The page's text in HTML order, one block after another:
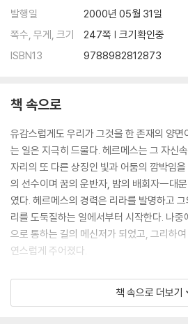
발행일
2000년 05월 31일
쪽수, 무게, 크기
247쪽 | 크기확인중
ISBN13
9788982812873
책 속으로
유감스럽게도 우리가 그것을 한 존재의 양
는 일은 지극히 드물다. 헤르메스는 그 자신
자리의 또 다른 상징인 빛과 어둠의 깜박임
의 선수이며 꿈의 운반자, 밤의 배회자--대
였다. 헤르메스의 경력은 리라를 발명하고
리를 도둑질하는 일에서부터 시작한다. 나
으로 통하는 길의 메신저가 되었고, 그리하
연스럽게 주어졌다.
결국 그는 천상과 지하와 그 사이에 있는 지
로 오갈 수 있게 된 것이다. 그 많은 신들 중
책 속으로 더보기